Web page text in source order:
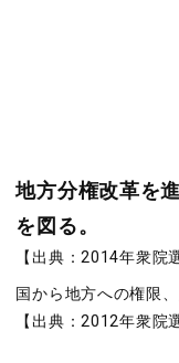
地方分権改革を
を図る。
【出典：2014年衆院
国から地方への権限
【出典：2012年衆院